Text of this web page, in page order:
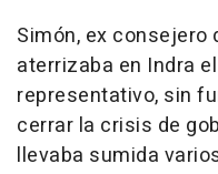
Simón, ex consejero
aterrizaba en Indra
representativo, sin
cerrar la crisis de
llevaba sumida